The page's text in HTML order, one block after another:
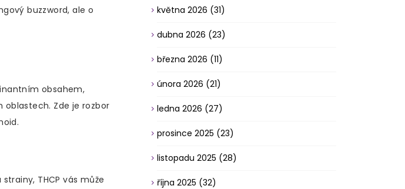
buzzword, ale o
obsahem,
oblastech. Zde je rozbor
THCP vás může
května 2026 (31)
dubna 2026 (23)
března 2026 (11)
února 2026 (21)
ledna 2026 (27)
prosince 2025 (23)
listopadu 2025 (28)
října 2025 (32)